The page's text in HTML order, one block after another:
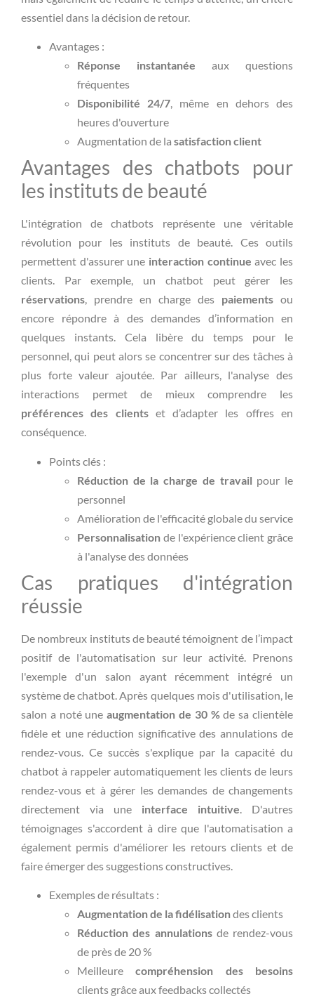
essentiel dans la décision de retour.
Avantages :
Réponse instantanée aux questions
fréquentes
Disponibilité 24/7, même en dehors des
heures d'ouverture
Augmentation de la satisfaction client
Avantages des chatbots pour
les instituts de beauté
L'intégration de chatbots représente une véritable
révolution pour les instituts de beauté. Ces outils
permettent d'assurer une interaction continue avec les
clients. Par exemple, un chatbot peut gérer les
réservations, prendre en charge des paiements ou
encore répondre à des demandes d’information en
quelques instants. Cela libère du temps pour le
personnel, qui peut alors se concentrer sur des tâches à
plus forte valeur ajoutée. Par ailleurs, l'analyse des
interactions permet de mieux comprendre les
préférences des clientset d’adapter les offres en
conséquence.
Points clés :
Réduction de la charge de travail pour le
personnel
Amélioration de l'efficacité globale du service
Personnalisation de l'expérience client grâce
à l'analyse des données
Cas pratiques d'intégration
réussie
De nombreux instituts de beauté témoignent de l’impact
positif de l'automatisation sur leur activité. Prenons
l'exemple d'un salon ayant récemment intégré un
système de chatbot. Après quelques mois d'utilisation, le
salon a noté uneaugmentation de 30 %de sa clientèle
fidèle et une réduction significative des annulations de
rendez-vous. Ce succès s'explique par la capacité du
chatbot à rappeler automatiquement les clients de leurs
rendez-vous et à gérer les demandes de changements
directement via une interface intuitive . D'autres
témoignages s'accordent à dire que l'automatisation a
également permis d'améliorer les retours clients et de
faire émerger des suggestions constructives.
Exemples de résultats :
Augmentation de la fidélisationdes clients
Réduction des annulationsde rendez-vous
de près de 20 %
Meilleurecompréhension des besoins
clients grâce aux feedbacks collectés